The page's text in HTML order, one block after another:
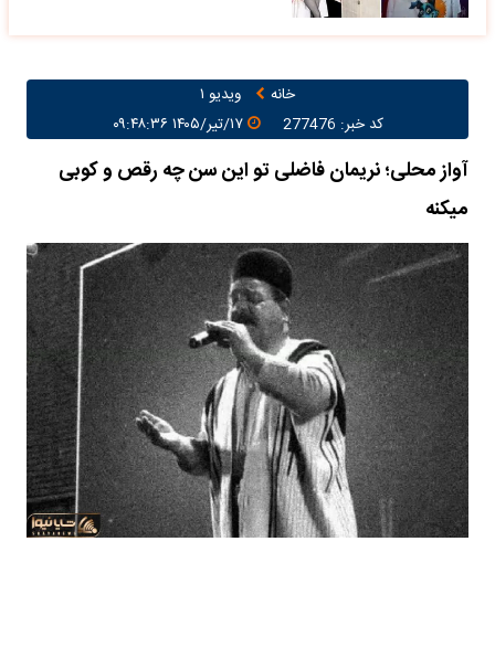
خانه
ویدیو ۱
کد خبر: 277476
۱۷/تیر/۱۴۰۵ ۰۹:۴۸:۳۶
آواز محلی؛ نریمان فاضلی تو این سن چه رقص و کوبی
میکنه